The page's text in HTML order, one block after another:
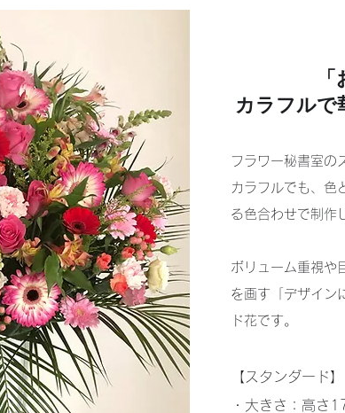
カラフルで
フラワー秘書室の
カラフルでも、色
る色合わせで制作
ボリューム重視や
を画す「デザイン
ド花です。
【スタンダード】
・大きさ：高